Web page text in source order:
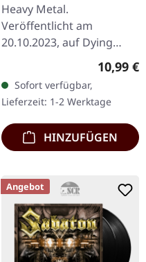
Heavy Metal.
Veröffentlicht am
20.10.2023, auf Dying
Victims Productions.
Musik-Kassette mit
Aufkleber, Button,
Download-Code. Die
bayerische…
10,99 €
Sofort verfügbar,
Lieferzeit: 1-2 Werktage
HINZUFÜGEN
Angebot